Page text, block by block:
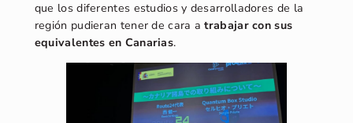
que los diferentes estudios y desarrolladores de la
región pudieran tener de cara atrabajar con sus
equivalentes en Canarias.